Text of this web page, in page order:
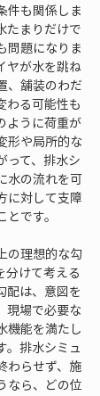
件も関係しま
たまりだけで
問題になりま
ヤが水を跳ね
、舗装のわだ
わる可能性も
ように荷重が
形や局所的な
って、排水シ
水の流れを可
に対して支障
です。
の理想的な勾
分けて考える
配は、意図を
現場で必要な
機能を満たし
。排水シミュ
わらせず、施
なら、どの位